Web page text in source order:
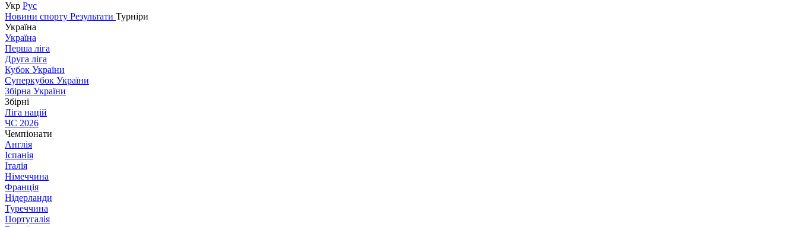
Укр Рус
Новини спорту Результати Турніри
Україна
Україна
Перша ліга
Друга ліга
Кубок України
Суперкубок України
Збірна України
Збірні
Ліга націй
ЧС 2026
Чемпіонати
Англія
Іспанія
Італія
Німеччина
Франція
Нідерланди
Туреччина
Португалія